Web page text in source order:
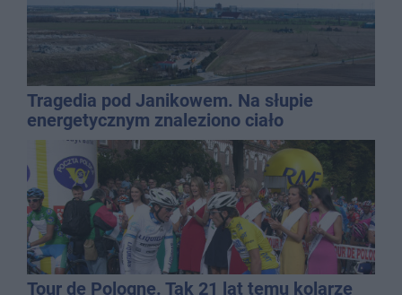
Tragedia pod Janikowem. Na słupie
energetycznym znaleziono ciało
mężczyzny
Tour de Pologne. Tak 21 lat temu kolarze